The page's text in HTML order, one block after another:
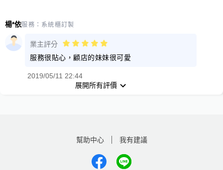
楊*依服務： 系統櫃訂製
業主評分
服務很貼心，顧店的妹妹很可愛
2019/05/11 22:44
展開所有評價
幫助中心 我有建議